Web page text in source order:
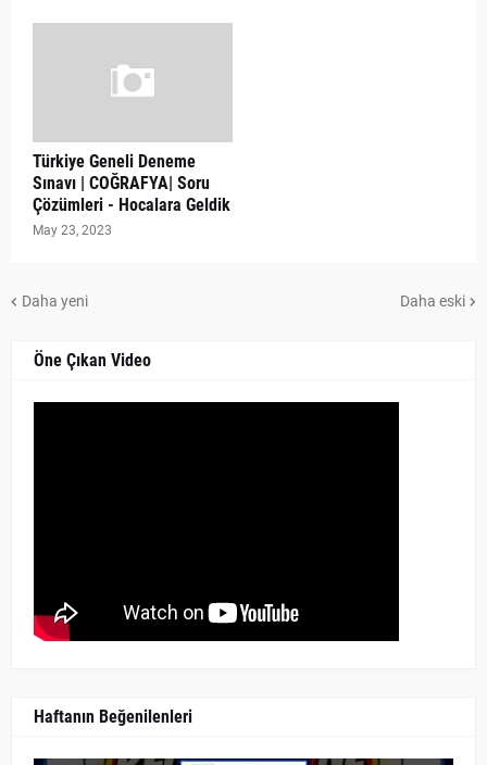
Türkiye Geneli Deneme
Sınavı | COĞRAFYA| Soru
Çözümleri - Hocalara Geldik
May 23, 2023
Daha yeni Daha eski
Öne Çıkan Video
Haftanın Beğenilenleri